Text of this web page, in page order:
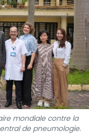
mondiale contre la
de pneumologie.